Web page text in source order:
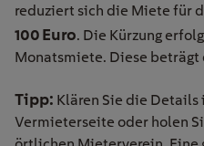
reduziert sich die Miete für
100 Euro. Die Kürzung
Monatsmiete. Diese beträgt
Tipp: Klären Sie die
Vermieterseite oder holen